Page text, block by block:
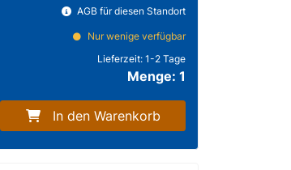
AGB für diesen Standort
Nur wenige verfügbar
Lieferzeit: 1-2 Tage
Menge: 1
In den Warenkorb